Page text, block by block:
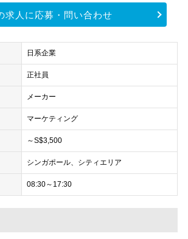
求人に応募・問い合わせ
日系企業
正社員
メーカー
マーケティング
～S$3,500
シンガポール、シティエリア
08:30～17:30